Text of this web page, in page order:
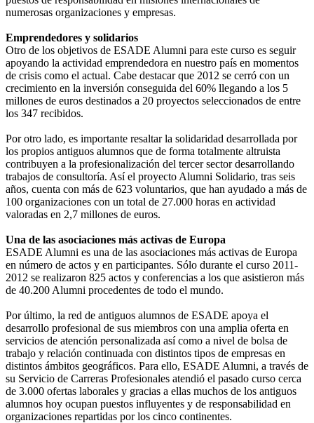
numerosas organizaciones y empresas.
Emprendedores y solidarios
Otro de los objetivos de ESADE Alumni para este curso es seguir
apoyando la actividad emprendedora en nuestro país en momentos
de crisis como el actual. Cabe destacar que 2012 se cerró con un
crecimiento en la inversión conseguida del 60% llegando a los 5
millones de euros destinados a 20 proyectos seleccionados de entre
los 347 recibidos.
Por otro lado, es importante resaltar la solidaridad desarrollada por
los propios antiguos alumnos que de forma totalmente altruista
contribuyen a la profesionalización del tercer sector desarrollando
trabajos de consultoría. Así el proyecto Alumni Solidario, tras seis
años, cuenta con más de 623 voluntarios, que han ayudado a más de
100 organizaciones con un total de 27.000 horas en actividad
valoradas en 2,7 millones de euros.
Una de las asociaciones más activas de Europa
ESADE Alumni es una de las asociaciones más activas de Europa
en número de actos y en participantes. Sólo durante el curso 2011-
2012 se realizaron 825 actos y conferencias a los que asistieron más
de 40.200 Alumni procedentes de todo el mundo.
Por último, la red de antiguos alumnos de ESADE apoya el
desarrollo profesional de sus miembros con una amplia oferta en
servicios de atención personalizada así como a nivel de bolsa de
trabajo y relación continuada con distintos tipos de empresas en
distintos ámbitos geográficos. Para ello, ESADE Alumni, a través de
su Servicio de Carreras Profesionales atendió el pasado curso cerca
de 3.000 ofertas laborales y gracias a ellas muchos de los antiguos
alumnos hoy ocupan puestos influyentes y de responsabilidad en
organizaciones repartidas por los cinco continentes.